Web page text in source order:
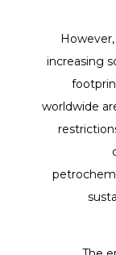
increasing
worldwide